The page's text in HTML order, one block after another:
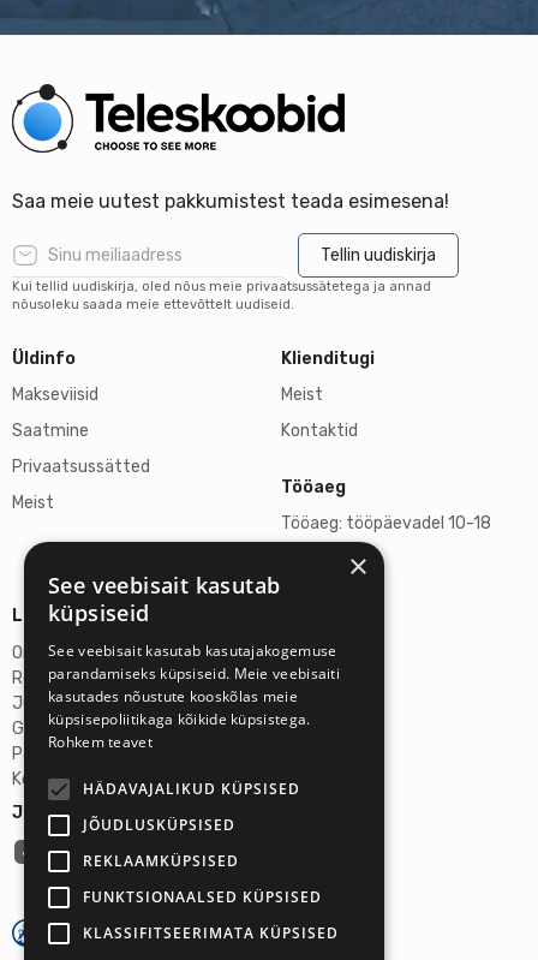
Saa meie uutest pakkumistest teada esimesena!
Tellin uudiskirja
Kui tellid uudiskirja, oled nõus meie privaatsussätetega ja annad
nõusoleku saada meie ettevõttelt uudiseid.
Üldinfo
Makseviisid
Saatmine
Privaatsussätted
Meist
Klienditugi
Meist
Kontaktid
Tööaeg
Tööaeg: tööpäevadel 10-18
L, P suletud
Jälgi meid:
Lisainfo
Omicron SIA
Reg-nr: 40103272028
Juriidiline aadress:
Ganibu Dambis 2A, Riia, Läti, LV-1045
Pank: AS Swedbank
Konto number: LV46HABA0551027644383
×
See veebisait kasutab
küpsiseid
See veebisait kasutab kasutajakogemuse
parandamiseks küpsiseid. Meie veebisaiti
kasutades nõustute kooskõlas meie
küpsisepoliitikaga kõikide küpsistega.
Rohkem teavet
HÄDAVAJALIKUD KÜPSISED
JÕUDLUSKÜPSISED
REKLAAMKÜPSISED
FUNKTSIONAALSED KÜPSISED
KLASSIFITSEERIMATA KÜPSISED